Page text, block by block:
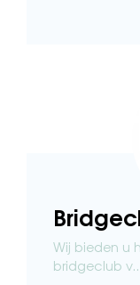
Wij bieden u
bridgeclub